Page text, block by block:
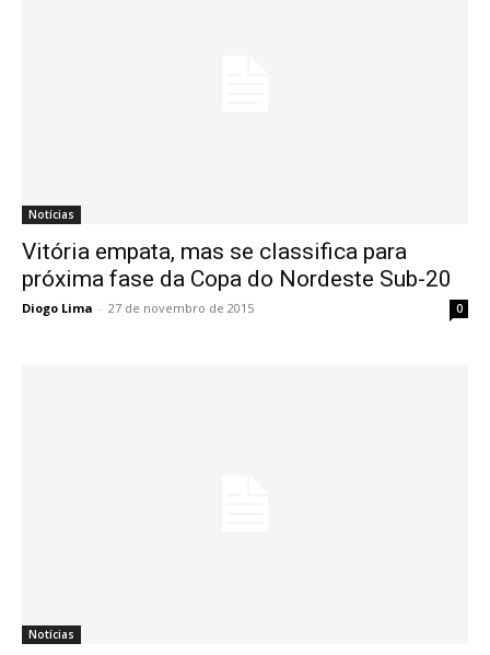
Notícias
Vitória empata, mas se classifica para
próxima fase da Copa do Nordeste Sub-20
Diogo Lima - 27 de novembro de 2015 0
Notícias